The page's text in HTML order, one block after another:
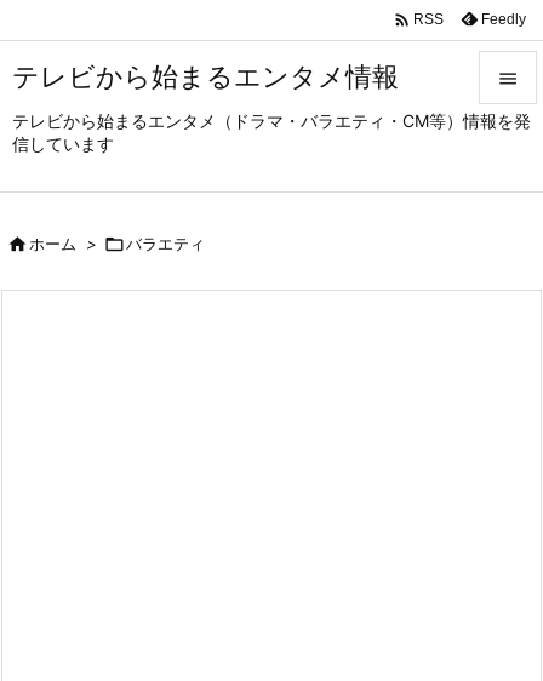
テレビから始まるエンタメ情報
テレビから始まるエンタメ（ドラマ・バラエティ・CM等）情報を発
信しています



 RSS Feedly
ホーム > バラエティ